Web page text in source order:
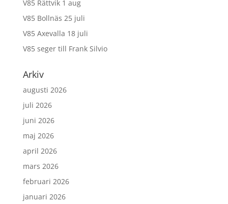
V85 Rättvik 1 aug
V85 Bollnäs 25 juli
V85 Axevalla 18 juli
V85 seger till Frank Silvio
Arkiv
augusti 2026
juli 2026
juni 2026
maj 2026
april 2026
mars 2026
februari 2026
januari 2026